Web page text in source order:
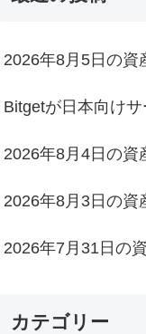
2026年8月5日の資
Bitgetが日本向けサ
2026年8月4日の資
2026年8月3日の資
2026年7月31日の
カテゴリー